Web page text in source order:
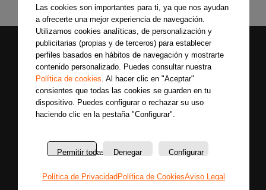
Las cookies son importantes para ti, ya que nos ayudan
a ofrecerte una mejor experiencia de navegación.
Utilizamos cookies analíticas, de personalización y
publicitarias (propias y de terceros) para establecer
perfiles basados en hábitos de navegación y mostrarte
contenido personalizado. Puedes consultar nuestra
Política de cookies. Al hacer clic en "Aceptar"
consientes que todas las cookies se guarden en tu
dispositivo. Puedes configurar o rechazar su uso
haciendo clic en la pestaña "Configurar".
Permitir todas Denegar Configurar
Política de Privacidad Política de CookiesAviso Legal
Últimas
noticias
Entrevistas
nosotros
La
Política
Únete a nuestras
entérate primero